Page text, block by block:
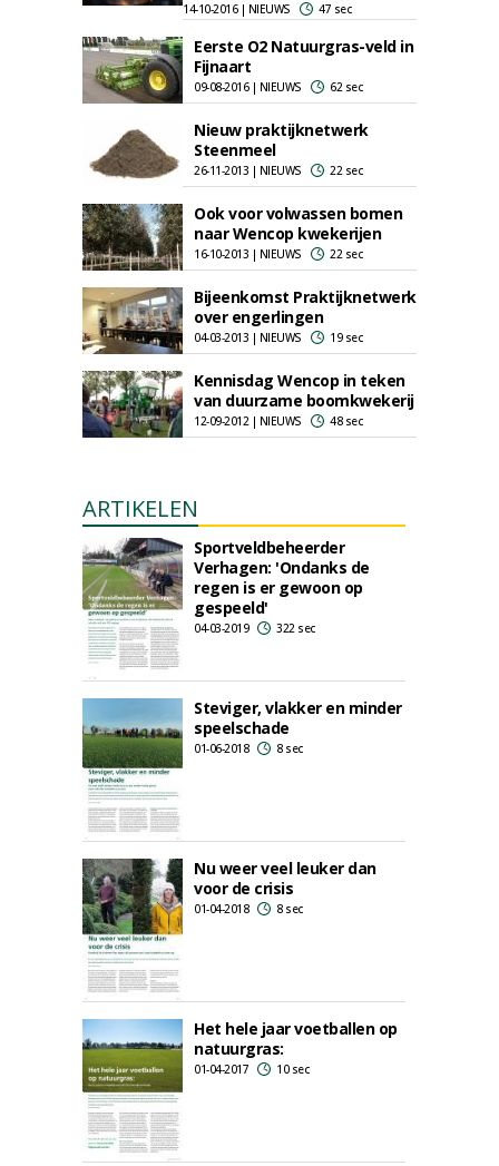
14-10-2016 | NIEUWS 47 sec
Eerste O2 Natuurgras-veld in
Fijnaart
09-08-2016 | NIEUWS 62 sec
Nieuw praktijknetwerk
Steenmeel
26-11-2013 | NIEUWS 22 sec
Ook voor volwassen bomen
naar Wencop kwekerijen
16-10-2013 | NIEUWS 22 sec
Bijeenkomst Praktijknetwerk
over engerlingen
04-03-2013 | NIEUWS 19 sec
Kennisdag Wencop in teken
van duurzame boomkwekerij
12-09-2012 | NIEUWS 48 sec
ARTIKELEN
Sportveldbeheerder
Verhagen: 'Ondanks de
regen is er gewoon op
gespeeld'
04-03-2019 322 sec
Steviger, vlakker en minder
speelschade
01-06-2018 8 sec
Nu weer veel leuker dan
voor de crisis
01-04-2018 8 sec
Het hele jaar voetballen op
natuurgras:
01-04-2017 10 sec